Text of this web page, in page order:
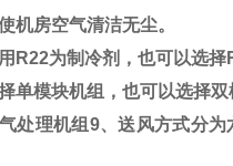
机房空气清洁无尘。
R22为制冷剂，也可以选择
单模块机组，也可以选择双
处理机组 9、送风方式分